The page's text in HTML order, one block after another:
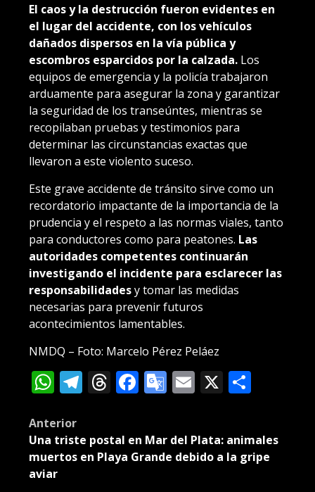
El caos y la destrucción fueron evidentes en
el lugar del accidente, con los vehículos
dañados dispersos en la vía pública y
escombros esparcidos por la calzada. Los
equipos de emergencia y la policía trabajaron
arduamente para asegurar la zona y garantizar
la seguridad de los transeúntes, mientras se
recopilaban pruebas y testimonios para
determinar las circunstancias exactas que
llevaron a este violento suceso.
Este grave accidente de tránsito sirve como un
recordatorio impactante de la importancia de la
prudencia y el respeto a las normas viales, tanto
para conductores como para peatones. Las
autoridades competentes continuarán
investigando el incidente para esclarecer las
responsabilidadesy tomar las medidas
necesarias para prevenir futuros
acontecimientos lamentables.
NMDQ – Foto: Marcelo Pérez Peláez
WhatsApp
Telegram
Threads
Facebook
Google
Translate
Email
X
Post
navigation
Anterior
Una triste postal en Mar del Plata: animales
muertos en Playa Grande debido a la gripe
aviar